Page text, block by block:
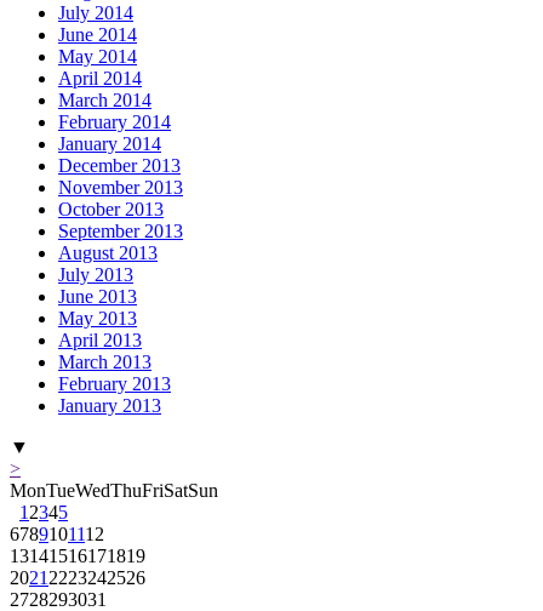
July 2014
June 2014
May 2014
April 2014
March 2014
February 2014
January 2014
December 2013
November 2013
October 2013
September 2013
August 2013
July 2013
June 2013
May 2013
April 2013
March 2013
February 2013
January 2013
▼
>
MonTueWedThuFriSatSun
1 2345
6789101112
13141516171819
2021 2223242526
2728293031